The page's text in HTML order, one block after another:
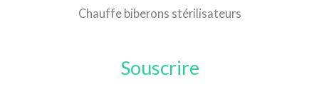
Chauffe biberons stérilisateurs
Souscrire